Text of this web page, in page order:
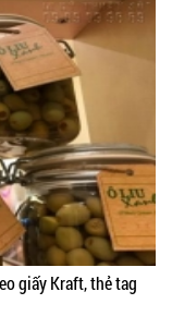
giấy Kraft, thẻ tag